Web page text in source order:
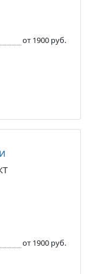
от 1900 руб.
от 1900 руб.